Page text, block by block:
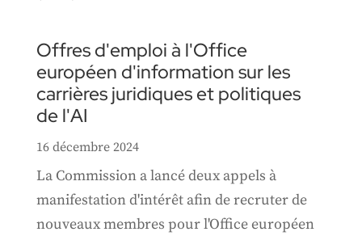
Offres d'emploi à l'Office
européen d'information sur les
carrières juridiques et politiques
de l'AI
16 décembre 2024
La Commission a lancé deux appels à
manifestation d'intérêt afin de recruter de
nouveaux membres pour l'Office européen